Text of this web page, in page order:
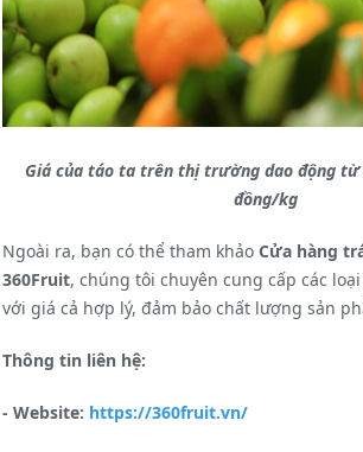
Giá của táo ta trên thị trường dao động từ
đồng/kg
Ngoài ra, bạn có thể tham khảo Cửa hàng
360Fruit, chúng tôi chuyên cung cấp các
với giá cả hợp lý, đảm bảo chất lượng sản
Thông tin liên hệ:
- Website: https://360fruit.vn/